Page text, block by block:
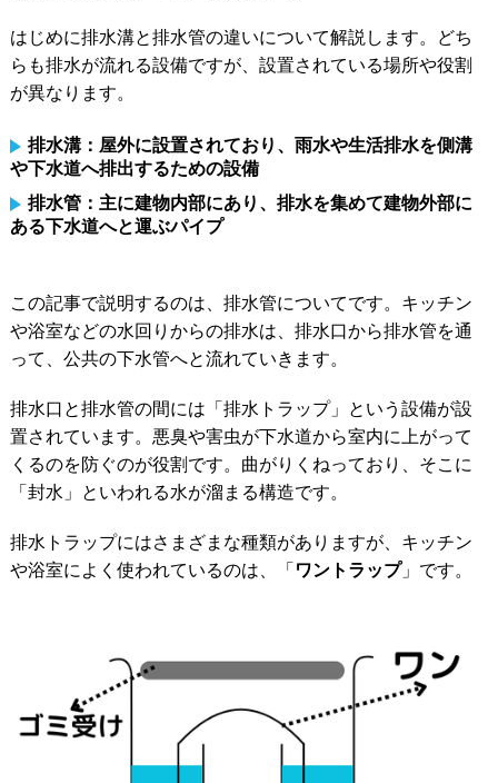
はじめに排水溝と排水管の違いについて解説します。どち
らも排水が流れる設備ですが、設置されている場所や役割
が異なります。
排水溝：屋外に設置されており、雨水や生活排水を側溝
や下水道へ排出するための設備
排水管：主に建物内部にあり、排水を集めて建物外部に
ある下水道へと運ぶパイプ
この記事で説明するのは、排水管についてです。キッチン
や浴室などの水回りからの排水は、排水口から排水管を通
って、公共の下水管へと流れていきます。
排水口と排水管の間には「排水トラップ」という設備が設
置されています。悪臭や害虫が下水道から室内に上がって
くるのを防ぐのが役割です。曲がりくねっており、そこに
「封水」といわれる水が溜まる構造です。
排水トラップにはさまざまな種類がありますが、キッチン
や浴室によく使われているのは、「ワントラップ」です。